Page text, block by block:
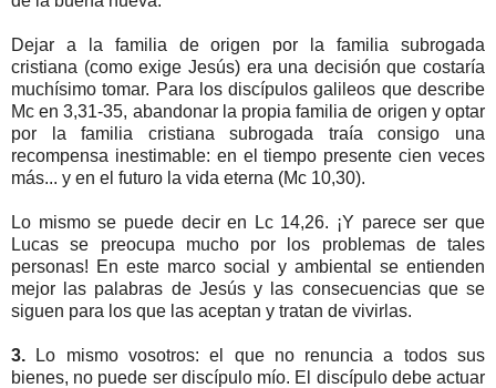
Dejar a la familia de origen por la familia subrogada
cristiana (como exige Jesús) era una decisión que costaría
muchísimo tomar. Para los discípulos galileos que describe
Mc en 3,31-35, abandonar la propia familia de origen y optar
por la familia cristiana subrogada traía consigo una
recompensa inestimable: en el tiempo presente cien veces
más... y en el futuro la vida eterna (Mc 10,30).
Lo mismo se puede decir en Lc 14,26. ¡Y parece ser que
Lucas se preocupa mucho por los problemas de tales
personas! En este marco social y ambiental se entienden
mejor las palabras de Jesús y las consecuencias que se
siguen para los que las aceptan y tratan de vivirlas.
3. Lo mismo vosotros: el que no renuncia a todos sus
bienes, no puede ser discípulo mío. El discípulo debe actuar